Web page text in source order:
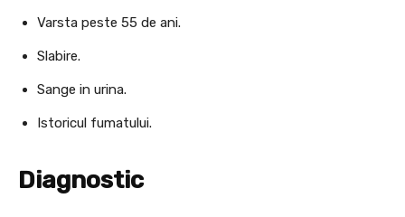
Varsta peste 55 de ani.
Slabire.
Sange in urina.
Istoricul fumatului.
Diagnostic